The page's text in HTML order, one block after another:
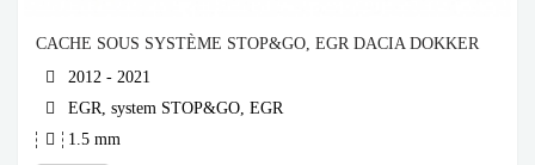
CACHE SOUS SYSTÈME STOP&GO, EGR DACIA DOKKER
2012 - 2021
EGR, system STOP&GO, EGR
1.5 mm